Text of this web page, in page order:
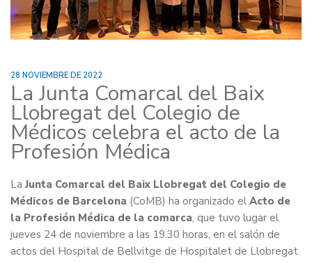
28 NOVIEMBRE DE 2022
La Junta Comarcal del Baix
Llobregat del Colegio de
Médicos celebra el acto de la
Profesión Médica
La Junta Comarcal del Baix Llobregat del Colegio de
Médicos de Barcelona (CoMB) ha organizado el Acto de
la Profesión Médica de la comarca, que tuvo lugar el
jueves 24 de noviembre a las 19.30 horas, en el salón de
actos del Hospital de Bellvitge de Hospitalet de Llobregat.